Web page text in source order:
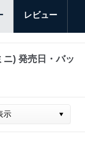
レビュー
) 発売日・バッ